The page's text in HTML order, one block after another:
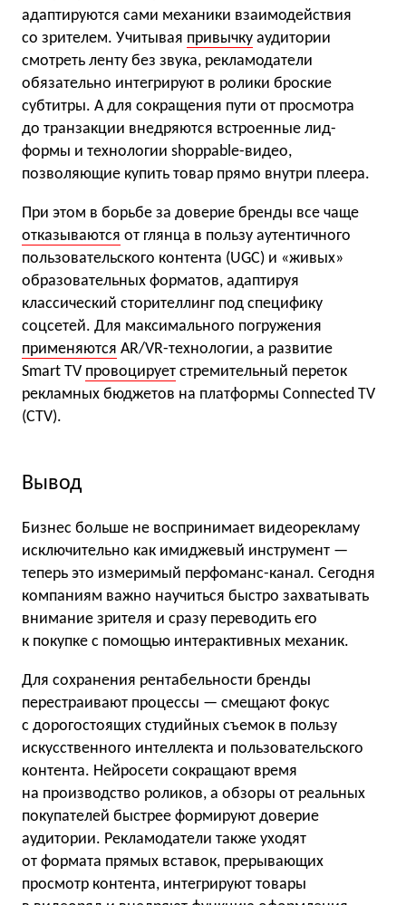
адаптируются сами механики взаимодействия
со зрителем. Учитывая привычку аудитории
смотреть ленту без звука, рекламодатели
обязательно интегрируют в ролики броские
субтитры. А для сокращения пути от просмотра
до транзакции внедряются встроенные лид-
формы и технологии shoppable-видео,
позволяющие купить товар прямо внутри плеера.
При этом в борьбе за доверие бренды все чаще
отказываются от глянца в пользу аутентичного
пользовательского контента (UGC) и «живых»
образовательных форматов, адаптируя
классический сторителлинг под специфику
соцсетей. Для максимального погружения
применяются AR/VR-технологии, а развитие
Smart TV провоцирует стремительный переток
рекламных бюджетов на платформы Connected TV
(CTV).
Вывод
Бизнес больше не воспринимает видеорекламу
исключительно как имиджевый инструмент —
теперь это измеримый перфоманс-канал. Сегодня
компаниям важно научиться быстро захватывать
внимание зрителя и сразу переводить его
к покупке с помощью интерактивных механик.
Для сохранения рентабельности бренды
перестраивают процессы — смещают фокус
с дорогостоящих студийных съемок в пользу
искусственного интеллекта и пользовательского
контента. Нейросети сокращают время
на производство роликов, а обзоры от реальных
покупателей быстрее формируют доверие
аудитории. Рекламодатели также уходят
от формата прямых вставок, прерывающих
просмотр контента, интегрируют товары